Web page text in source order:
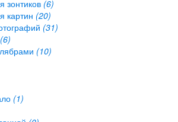
зонтиков (6)
картин (20)
(31)
(6)
(10)
(1)